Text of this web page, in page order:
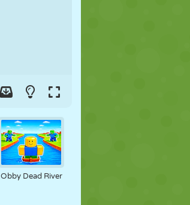
Obby Dead River